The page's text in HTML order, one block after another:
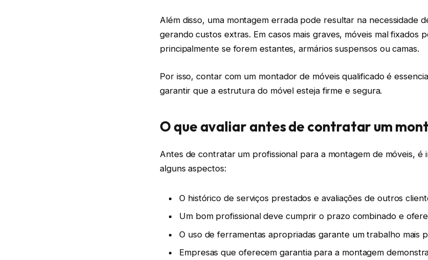
Além disso, uma montagem errada pode resultar na necessidade
gerando custos extras. Em casos mais graves, móveis mal fixados
principalmente se forem estantes, armários suspensos ou camas.
Por isso, contar com um montador de móveis qualificado é
garantir que a estrutura do móvel esteja firme e segura.
O que avaliar antes de contratar um
Antes de contratar um profissional para a montagem de móveis, é
alguns aspectos:
O histórico de serviços prestados e avaliações de outros
Um bom profissional deve cumprir o prazo combinado e
O uso de ferramentas apropriadas garante um trabalho mais
Empresas que oferecem garantia para a montagem